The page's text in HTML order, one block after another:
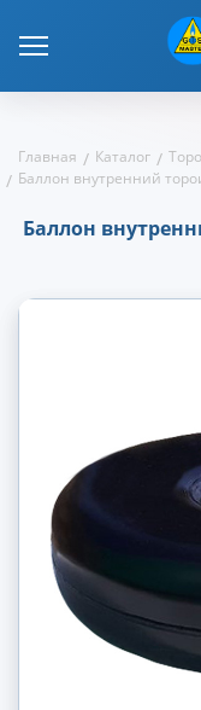
Главная Каталог
Баллон внутренний
Баллон